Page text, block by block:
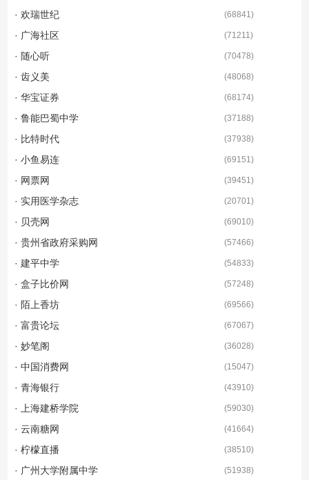
· 欢瑞世纪 (68841)
· 广海社区 (71211)
· 随心听 (70478)
· 齿义美 (48068)
· 华宝证券 (68174)
· 鲁能巴蜀中学 (37188)
· 比特时代 (37938)
· 小鱼易连 (69151)
· 网票网 (39451)
· 实用医学杂志 (20701)
· 贝壳网 (69010)
· 贵州省政府采购网 (57466)
· 建平中学 (54833)
· 盒子比价网 (57248)
· 陌上香坊 (69566)
· 富贵论坛 (67067)
· 妙笔阁 (36028)
· 中国消费网 (15047)
· 青海银行 (43910)
· 上海建桥学院 (59030)
· 云南糖网 (41664)
· 柠檬直播 (38510)
· 广州大学附属中学 (51938)